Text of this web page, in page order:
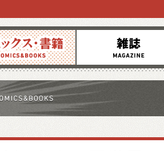
雑誌